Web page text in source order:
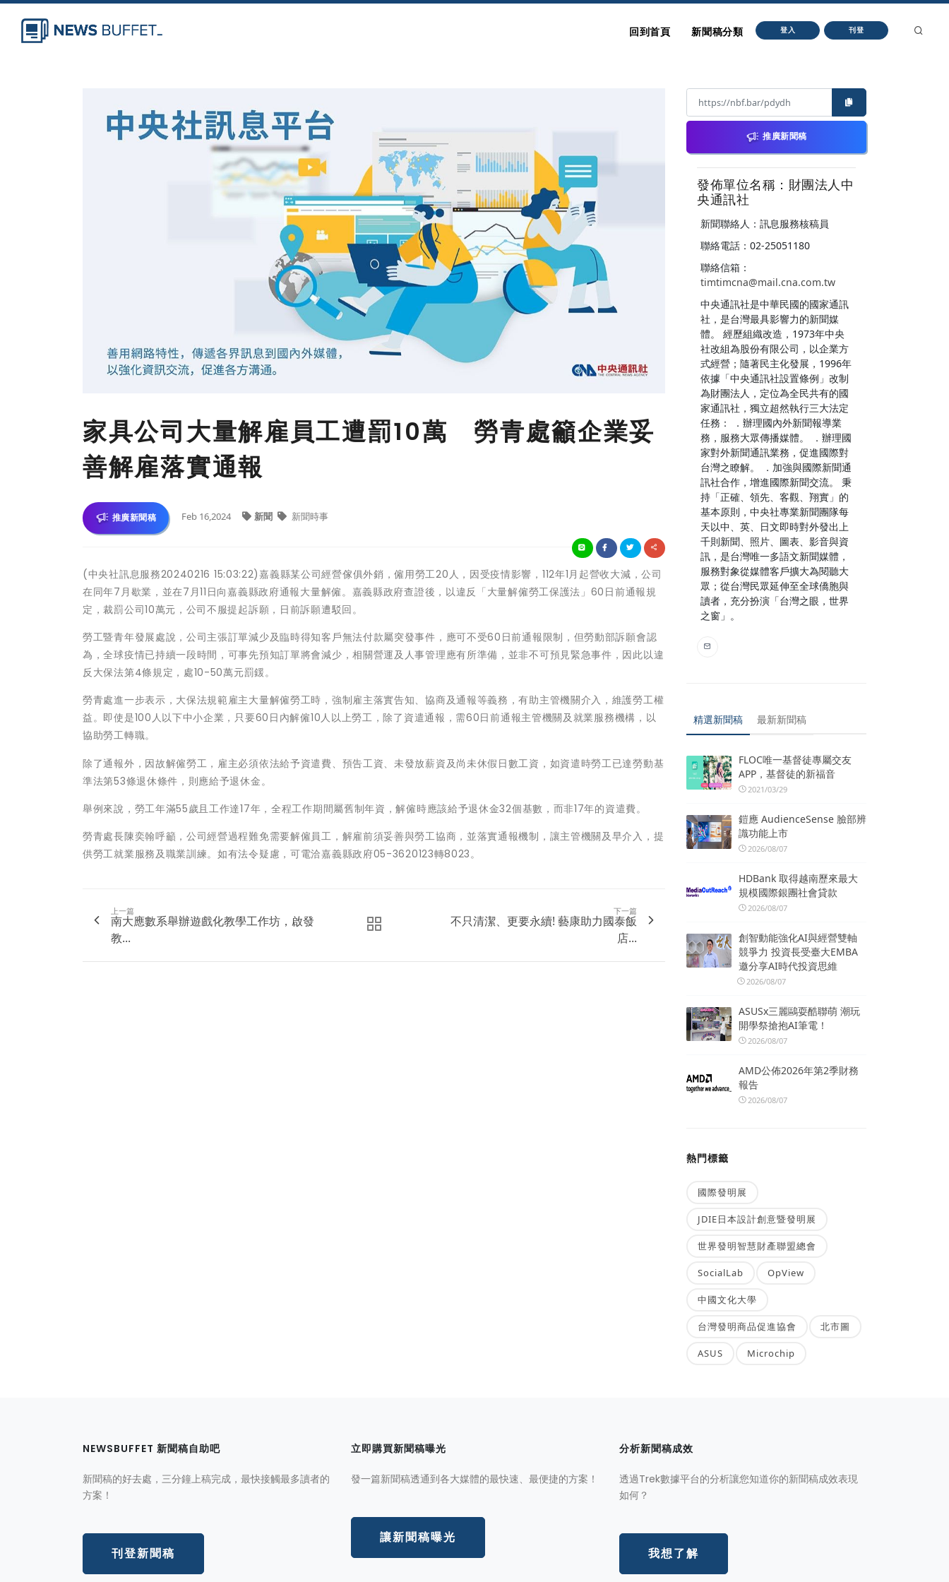
回到首頁 新聞稿分類 登入 刊登
家具公司大量解雇員工遭罰10萬 勞青處籲企業妥
善解雇落實通報
推廣新聞稿 Feb 16,2024 新聞 新聞時事
(中央社訊息服務20240216 15:03:22)嘉義縣某公司經營傢俱外銷，僱用勞工20人，因受疫情影響，112年1月起營收大減，公司
在同年7月歇業，並在7月11日向嘉義縣政府通報大量解僱。嘉義縣政府查證後，以違反「大量解僱勞工保護法」60日前通報規
定，裁罰公司10萬元，公司不服提起訴願，日前訴願遭駁回。
勞工暨青年發展處說，公司主張訂單減少及臨時得知客戶無法付款屬突發事件，應可不受60日前通報限制，但勞動部訴願會認
為，全球疫情已持續一段時間，可事先預知訂單將會減少，相關營運及人事管理應有所準備，並非不可預見緊急事件，因此以違
反大保法第4條規定，處10-50萬元罰鍰。
勞青處進一步表示，大保法規範雇主大量解僱勞工時，強制雇主落實告知、協商及通報等義務，有助主管機關介入，維護勞工權
益。即使是100人以下中小企業，只要60日內解僱10人以上勞工，除了資遣通報，需60日前通報主管機關及就業服務機構，以
協助勞工轉職。
除了通報外，因故解僱勞工，雇主必須依法給予資遣費、預告工資、未發放薪資及尚未休假日數工資，如資遣時勞工已達勞動基
準法第53條退休條件，則應給予退休金。
舉例來說，勞工年滿55歲且工作達17年，全程工作期間屬舊制年資，解僱時應該給予退休金32個基數，而非17年的資遣費。
勞青處長陳奕翰呼籲，公司經營過程難免需要解僱員工，解雇前須妥善與勞工協商，並落實通報機制，讓主管機關及早介入，提
供勞工就業服務及職業訓練。如有法令疑慮，可電洽嘉義縣政府05-3620123轉8023。
上一篇
南大應數系舉辦遊戲化教學工作坊，啟發
教...
下一篇
不只清潔、更要永續! 藝康助力國泰飯
店...
推廣新聞稿
發佈單位名稱：財團法人中
央通訊社
新聞聯絡人：訊息服務核稿員
聯絡電話：02-25051180
聯絡信箱：
timtimcna@mail.cna.com.tw
中央通訊社是中華民國的國家通訊
社，是台灣最具影響力的新聞媒
體。 經歷組織改造，1973年中央
社改組為股份有限公司，以企業方
式經營；隨著民主化發展，1996年
依據「中央通訊社設置條例」改制
為財團法人，定位為全民共有的國
家通訊社，獨立超然執行三大法定
任務： ．辦理國內外新聞報導業
務，服務大眾傳播媒體。 ．辦理國
家對外新聞通訊業務，促進國際對
台灣之瞭解。 ．加強與國際新聞通
訊社合作，增進國際新聞交流。 秉
持「正確、領先、客觀、翔實」的
基本原則，中央社專業新聞團隊每
天以中、英、日文即時對外發出上
千則新聞、照片、圖表、影音與資
訊，是台灣唯一多語文新聞媒體，
服務對象從媒體客戶擴大為閱聽大
眾；從台灣民眾延伸至全球僑胞與
讀者，充分扮演「台灣之眼，世界
之窗」。
精選新聞稿 最新新聞稿
FLOC唯一基督徒專屬交友
APP，基督徒的新福音
2021/03/29
鎧應 AudienceSense 臉部辨
識功能上市
2026/08/07
HDBank 取得越南歷來最大
規模國際銀團社會貸款
2026/08/07
創智動能強化AI與經營雙軸
競爭力 投資長受臺大EMBA
邀分享AI時代投資思維
2026/08/07
ASUSx三麗鷗耍酷聯萌 潮玩
開學祭搶抱AI筆電！
2026/08/07
AMD公佈2026年第2季財務
報告
2026/08/07
熱門標籤
國際發明展
JDIE日本設計創意暨發明展
世界發明智慧財產聯盟總會
SocialLab OpView
中國文化大學
台灣發明商品促進協會 北市圖
ASUS Microchip
NEWSBUFFET 新聞稿自助吧
新聞稿的好去處，三分鐘上稿完成，最快接觸最多讀者的
方案！
刊登新聞稿
立即購買新聞稿曝光
發一篇新聞稿透通到各大媒體的最快速、最便捷的方案！
讓新聞稿曝光
分析新聞稿成效
透過Trek數據平台的分析讓您知道你的新聞稿成效表現
如何？
我想了解